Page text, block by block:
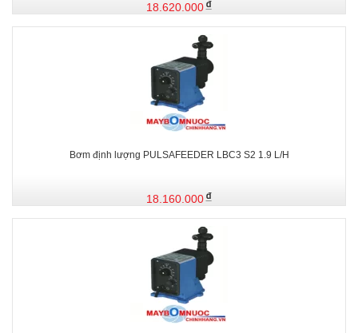
18.620.000
Bơm định lượng PULSAFEEDER LBC3 S2 1.9 L/H
18.160.000